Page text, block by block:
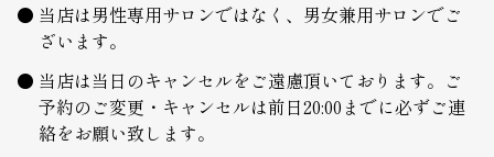
当店は男性専用サロンではなく、男女兼用サロンでご
ざいます。
当店は当日のキャンセルをご遠慮頂いております。ご
予約のご変更・キャンセルは前日20:00までに必ずご連
絡をお願い致します。